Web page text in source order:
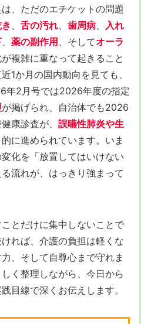
、ただのエチケットの問題
、 舌の汚れ、 歯周病、 入れ
、 薬の副作用 、そしてオーラ
複雑に重なって起きること
1か月の国内動向を見ても、
年2月号では2026年度の指定
が掲げられ、自治体でも2026
康診査が、 誤嚥性肺炎や生
に進められています。いま
化を「放置してはいけない
流れが、はっきり強まって
とだけに集中しないことで
れば、介護の負担は軽くな
、そして自尊心まで守れま
く整理しながら、今日から
目線で深くお伝えします。